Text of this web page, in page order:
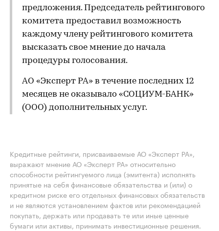
предложения. Председатель рейтингового
комитета предоставил возможность
каждому члену рейтингового комитета
высказать свое мнение до начала
процедуры голосования.
АО «Эксперт РА» в течение последних 12
месяцев не оказывало «СОЦИУМ-БАНК»
(ООО) дополнительных услуг.
Кредитные рейтинги, присваиваемые АО «Эксперт РА»,
выражают мнение АО «Эксперт РА» относительно
способности рейтингуемого лица (эмитента) исполнять
принятые на себя финансовые обязательства и (или) о
кредитном риске его отдельных финансовых обязательств
и не являются установлением фактов или рекомендацией
покупать, держать или продавать те или иные ценные
бумаги или активы, принимать инвестиционные решения.